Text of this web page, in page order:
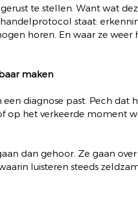
te stellen. Want wat
staat:
horen. En waar ze weer
maken
diagnose past. Pech dat
op het verkeerde moment
dan gehoor. Ze gaan
luisteren steeds